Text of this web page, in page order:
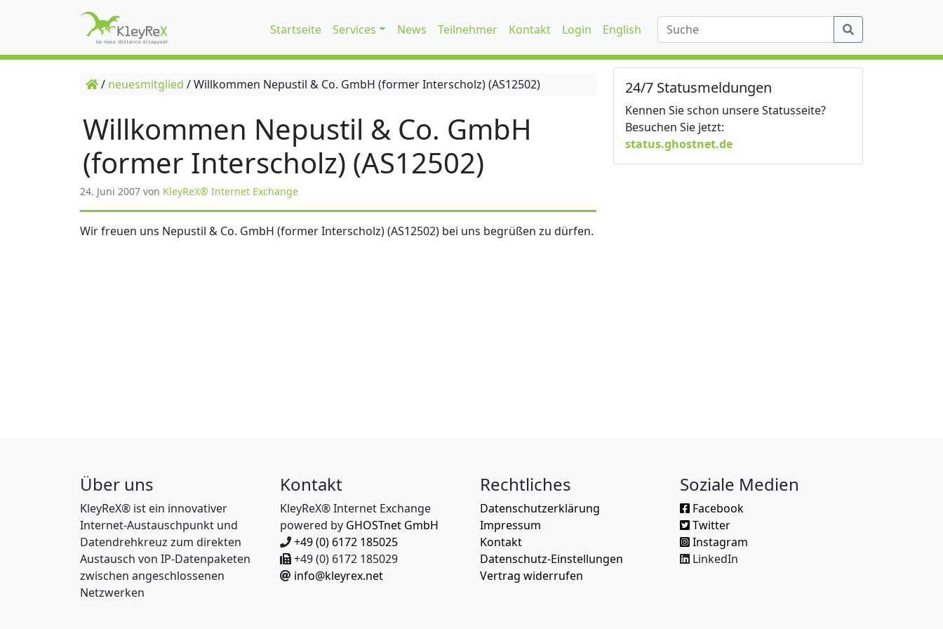
Startseite Services News Teilnehmer Kontakt Login English
/ neuesmitglied /Willkommen Nepustil & Co. GmbH (former Interscholz) (AS12502)
Willkommen Nepustil & Co. GmbH
(former Interscholz) (AS12502)
24. Juni 2007 von KleyReX® Internet Exchange
Wir freuen uns Nepustil & Co. GmbH (former Interscholz) (AS12502) bei uns begrüßen zu dürfen.
24/7 Statusmeldungen
Kennen Sie schon unsere Statusseite?
Besuchen Sie jetzt:
status.ghostnet.de
Über uns
KleyReX® ist ein innovativer
Internet-Austauschpunkt und
Datendrehkreuz zum direkten
Austausch von IP-Datenpaketen
zwischen angeschlossenen
Netzwerken
Kontakt
KleyReX® Internet Exchange
powered by GHOSTnet GmbH
+49 (0) 6172 185025
+49 (0) 6172 185029
info@kleyrex.net
Rechtliches
Datenschutzerklärung
Impressum
Kontakt
Datenschutz-Einstellungen
Vertrag widerrufen
Soziale Medien
Facebook
Twitter
Instagram
LinkedIn